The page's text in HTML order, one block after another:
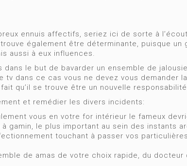
ennuis affectifs, seriez ici de sorte à
également être déterminante, puisque
aussi à eux influences.
le but de bavarder un ensemble de
dans ce cas vous ne devez vous demander
qu’il se trouve être un nouvelle
et remédier les divers incidents:
vous en votre for intérieur le fameux
gamin, le plus important au sein des instants
touchant à passer vos
de amas de votre choix rapide, du